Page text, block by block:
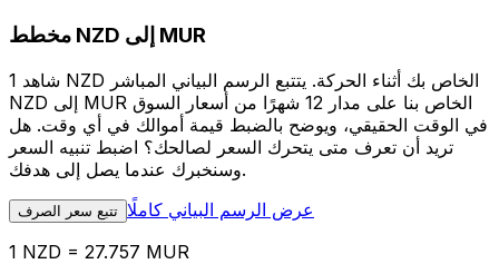
مخطط NZD إلى MUR
شاهد 1 NZD الخاص بك أثناء الحركة. يتتبع الرسم البياني المباشر
NZD إلى MUR الخاص بنا على مدار 12 شهرًا من أسعار السوق
في الوقت الحقيقي، ويوضح بالضبط قيمة أموالك في أي وقت. هل
تريد أن تعرف متى يتحرك السعر لصالحك؟ اضبط تنبيه السعر
وسنخبرك عندما يصل إلى هدفك.
تتبع سعر الصرف عرض الرسم البياني كاملًا
1 NZD = 27.757 MUR